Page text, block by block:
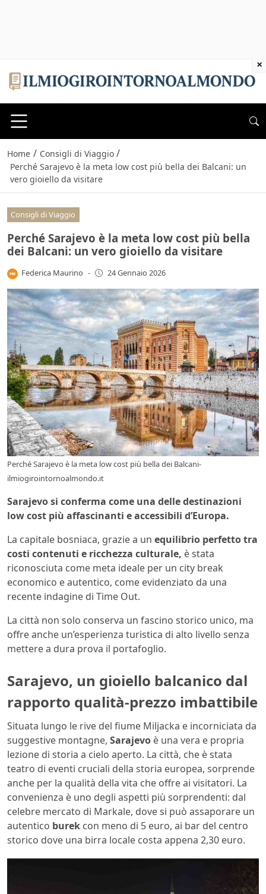
Home / Consigli di Viaggio /
Perché Sarajevo è la meta low cost più bella dei Balcani: un
vero gioiello da visitare
Consigli di Viaggio
Perché Sarajevo è la meta low cost più bella
dei Balcani: un vero gioiello da visitare
Federica Maurino - 24 Gennaio 2026
Perché Sarajevo è la meta low cost più bella dei Balcani-
ilmiogirointornoalmondo.it
Sarajevo si conferma come una delle destinazioni
low cost più affascinanti e accessibili d’Europa.
La capitale bosniaca, grazie a un equilibrio perfetto tra
costi contenuti e ricchezza culturale, è stata
riconosciuta come meta ideale per un city break
economico e autentico, come evidenziato da una
recente indagine di Time Out.
La città non solo conserva un fascino storico unico, ma
offre anche un’esperienza turistica di alto livello senza
mettere a dura prova il portafoglio.
Sarajevo, un gioiello balcanico dal
rapporto qualità-prezzo imbattibile
Situata lungo le rive del fiume Miljacka e incorniciata da
suggestive montagne, Sarajevo è una vera e propria
lezione di storia a cielo aperto. La città, che è stata
teatro di eventi cruciali della storia europea, sorprende
anche per la qualità della vita che offre ai visitatori. La
convenienza è uno degli aspetti più sorprendenti: dal
celebre mercato di Markale, dove si può assaporare un
autentico burek con meno di 5 euro, ai bar del centro
storico dove una birra locale costa appena 2,30 euro.
×